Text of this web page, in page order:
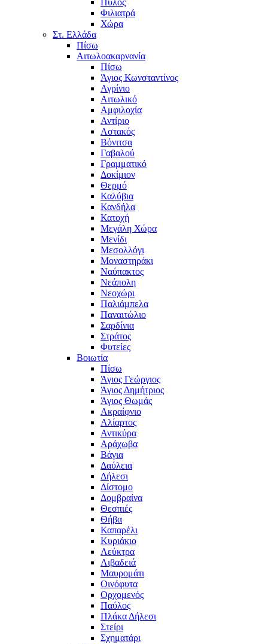
Φιλιατρά
Χώρα
Στ. Ελλάδα
Πίσω
Αιτωλοακαρνανία
Πίσω
Άγιος Κωνσταντίνος
Αγρίνιο
Αιτωλικό
Αμφιλοχία
Αντίριο
Αστακός
Βόνιτσα
Γαβαλού
Γραμματικό
Δοκίμιον
Θερμό
Καλύβια
Κανδήλα
Κατοχή
Μεγάλη Χώρα
Μενίδι
Μεσολλόγι
Μοναστηράκι
Ναύπακτος
Νεάπολη
Νεοχώρι
Παλιάμπελα
Παναιτώλιο
Σαρδίνια
Στράτος
Φυτείες
Βοιωτία
Πίσω
Άγιος Γεώργιος
Άγιος Δημήτριος
Άγιος Θωμάς
Ακραίφνιο
Αλίαρτος
Αντικύρα
Αράχωβα
Βάγια
Δαύλεια
Δήλεσι
Δίστομο
Δομβραίνα
Θεσπιές
Θήβα
Καπαρέλι
Κυριάκιο
Λεύκτρα
Λιβαδειά
Μαυρομάτι
Οινόφυτα
Ορχομενός
Παύλος
Πλάκα Δήλεσι
Στείρι
Σχηματάρι